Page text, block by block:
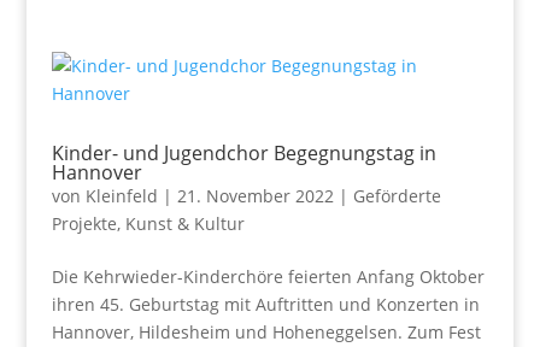
Kinder- und Jugendchor Begegnungstag in
Hannover
von Kleinfeld | 21. November 2022| Geförderte
Projekte, Kunst & Kultur
Die Kehrwieder-Kinderchöre feierten Anfang Oktober
ihren 45. Geburtstag mit Auftritten und Konzerten in
Hannover, Hildesheim und Hoheneggelsen. Zum Fest